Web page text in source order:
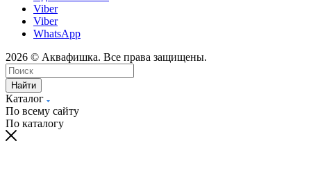
Viber
Viber
WhatsApp
2026 © Аквафишка. Все права защищены.
Найти
Каталог
По всему сайту
По каталогу